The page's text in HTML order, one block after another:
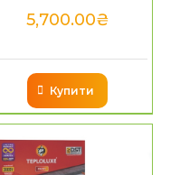
5,700.00₴
Купити